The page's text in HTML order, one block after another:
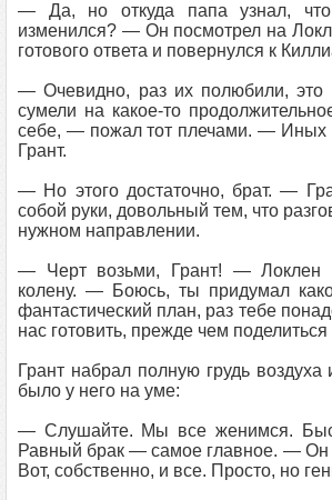
— Да, но откуда папа узнал,
изменился? — Он посмотрел на
готового ответа и повернулся к
— Очевидно, раз их полюбили, это
сумели на какое-то
себе, — пожал тот плечами. — Иных
Грант.
— Но этого достаточно, брат. —
собой руки, довольный тем, что
нужном направлении.
— Черт возьми, Грант! — Локлен
колену. — Боюсь, ты придумал
фантастический план, раз тебе
нас готовить, прежде чем
Грант набрал полную грудь
было у него на уме:
— Слушайте. Мы все женимся.
Равный брак — самое главное. — Он
Вот, собственно, и все. Просто, но